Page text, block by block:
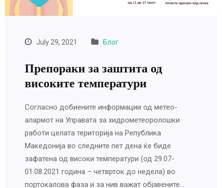
July 29, 2021 Блог
Препораки за заштита од
високите температури
Согласно добиените информации од метео-
алармот на Управата за хидрометеоролошки
работи целата територија на Република
Македонија во следните пет дена ќе биде
зафатена од високи температури (од 29.07-
01.08.2021 година – четврток до недела) во
портокалова фаза и за нив важат објавените…